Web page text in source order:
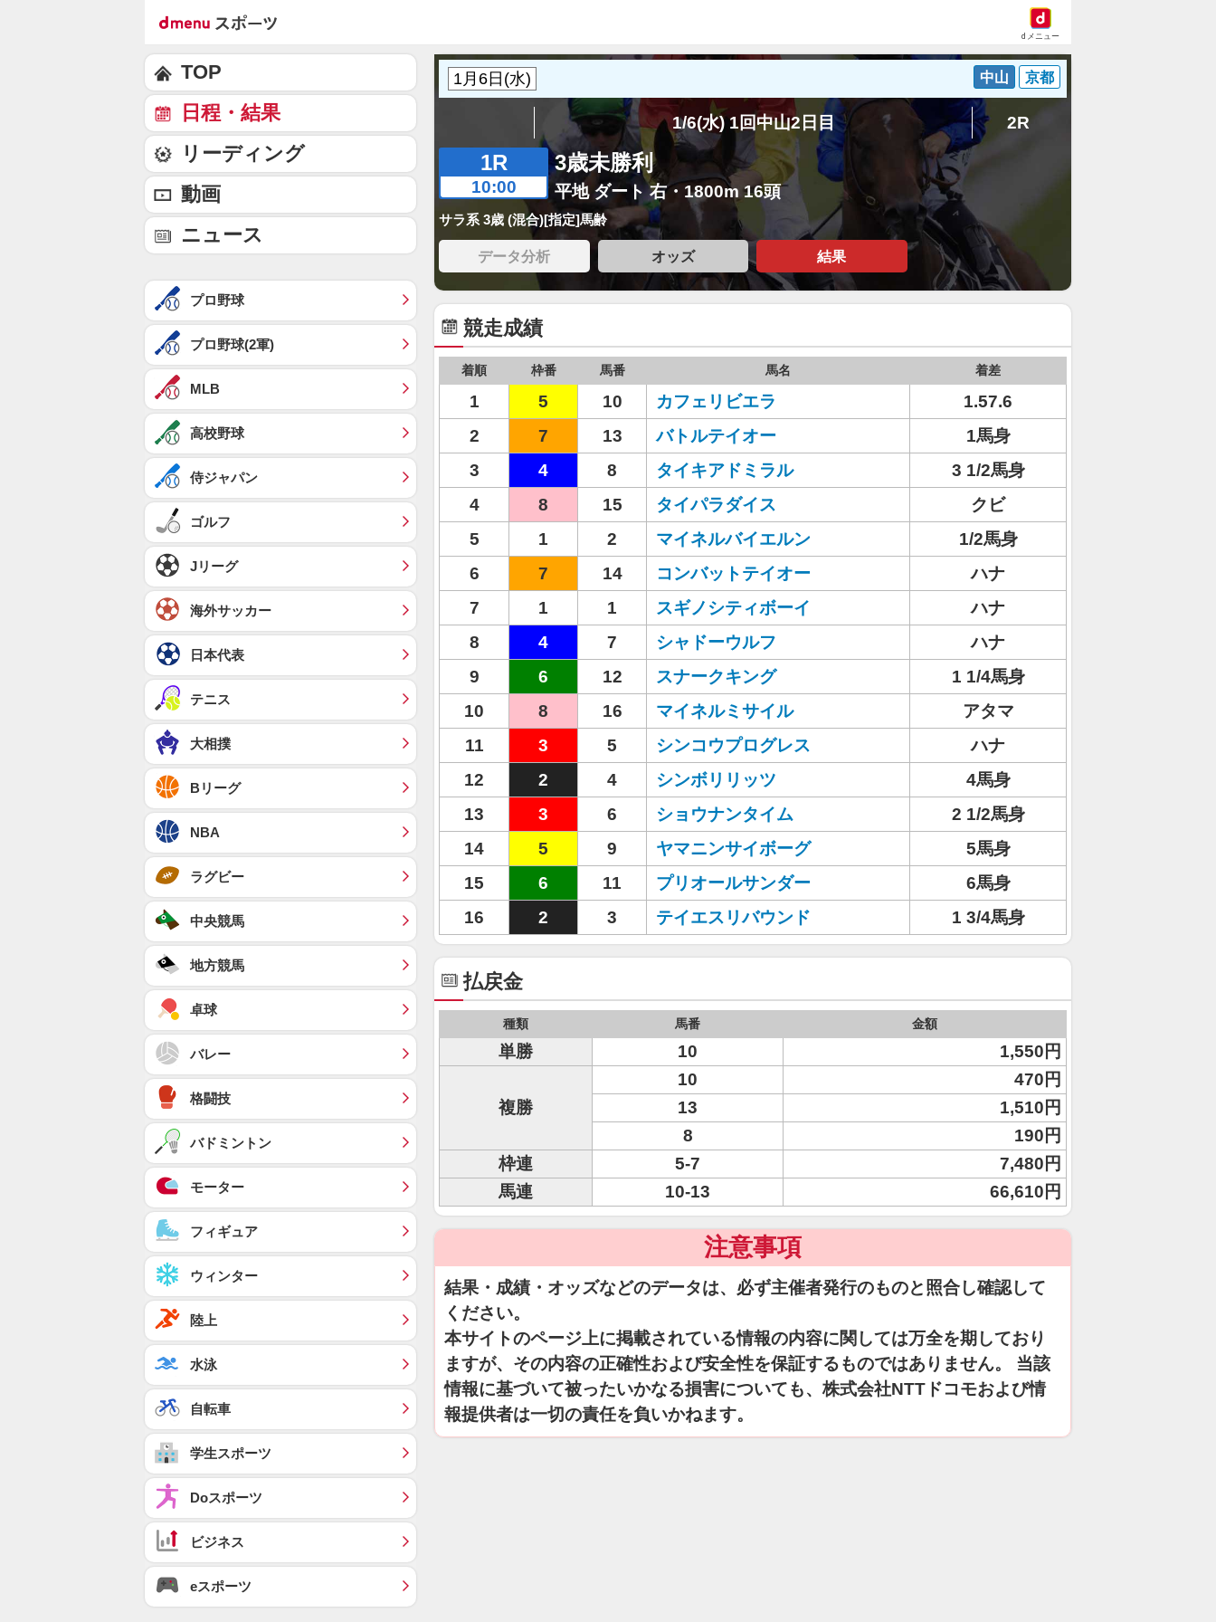
dメニュー
中山 京都
1/6(水) 1回中山2日目 2R
1R
10:00
3歳未勝利
平地 ダート 右・1800m 16頭
サラ系 3歳 (混合)[指定]馬齢
データ分析 オッズ 結果
競走成績
着順 枠番 馬番 馬名 着差
1 5 10 カフェリビエラ
1.57.6
2
7 13 バトルテイオー
1馬身
3
4 8 タイキアドミラル
3 1/2馬身
4
8 15 タイパラダイス
クビ
5
1 2 マイネルバイエルン
1/2馬身
6
7 14 コンバットテイオー
ハナ
7
1 1 スギノシティボーイ
ハナ
8
4 7 シャドーウルフ
ハナ
9
6 12 スナークキング
1 1/4馬身
10
8 16 マイネルミサイル
アタマ
11
3 5 シンコウプログレス
ハナ
12
2 4 シンボリリッツ
4馬身
13
3 6 ショウナンタイム
2 1/2馬身
14
5 9 ヤマニンサイボーグ
5馬身
15
6 11 プリオールサンダー
6馬身
16
2 3 テイエスリバウンド 1 3/4馬身
払戻金
種類 馬番 金額
単勝 10 1,550円
複勝
10
470円
13
1,510円
8
190円
枠連
5-7
7,480円
馬連
10-13 66,610円
注意事項
結果・成績・オッズなどのデータは、必ず主催者発行のものと照合し確認して
ください。
本サイトのページ上に掲載されている情報の内容に関しては万全を期しており
ますが、その内容の正確性および安全性を保証するものではありません。 当該
情報に基づいて被ったいかなる損害についても、株式会社NTTドコモおよび情
報提供者は一切の責任を負いかねます。
TOP
日程・結果
リーディング
動画
ニュース
プロ野球
プロ野球(2軍)
MLB
高校野球
侍ジャパン
ゴルフ
Jリーグ
海外サッカー
日本代表
テニス
大相撲
Bリーグ
NBA
ラグビー
中央競馬
地方競馬
卓球
バレー
格闘技
バドミントン
モーター
フィギュア
ウィンター
陸上
水泳
自転車
学生スポーツ
Doスポーツ
ビジネス
eスポーツ